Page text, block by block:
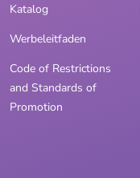
Katalog
Werbeleitfaden
Code of Restrictions
and Standards of
Promotion